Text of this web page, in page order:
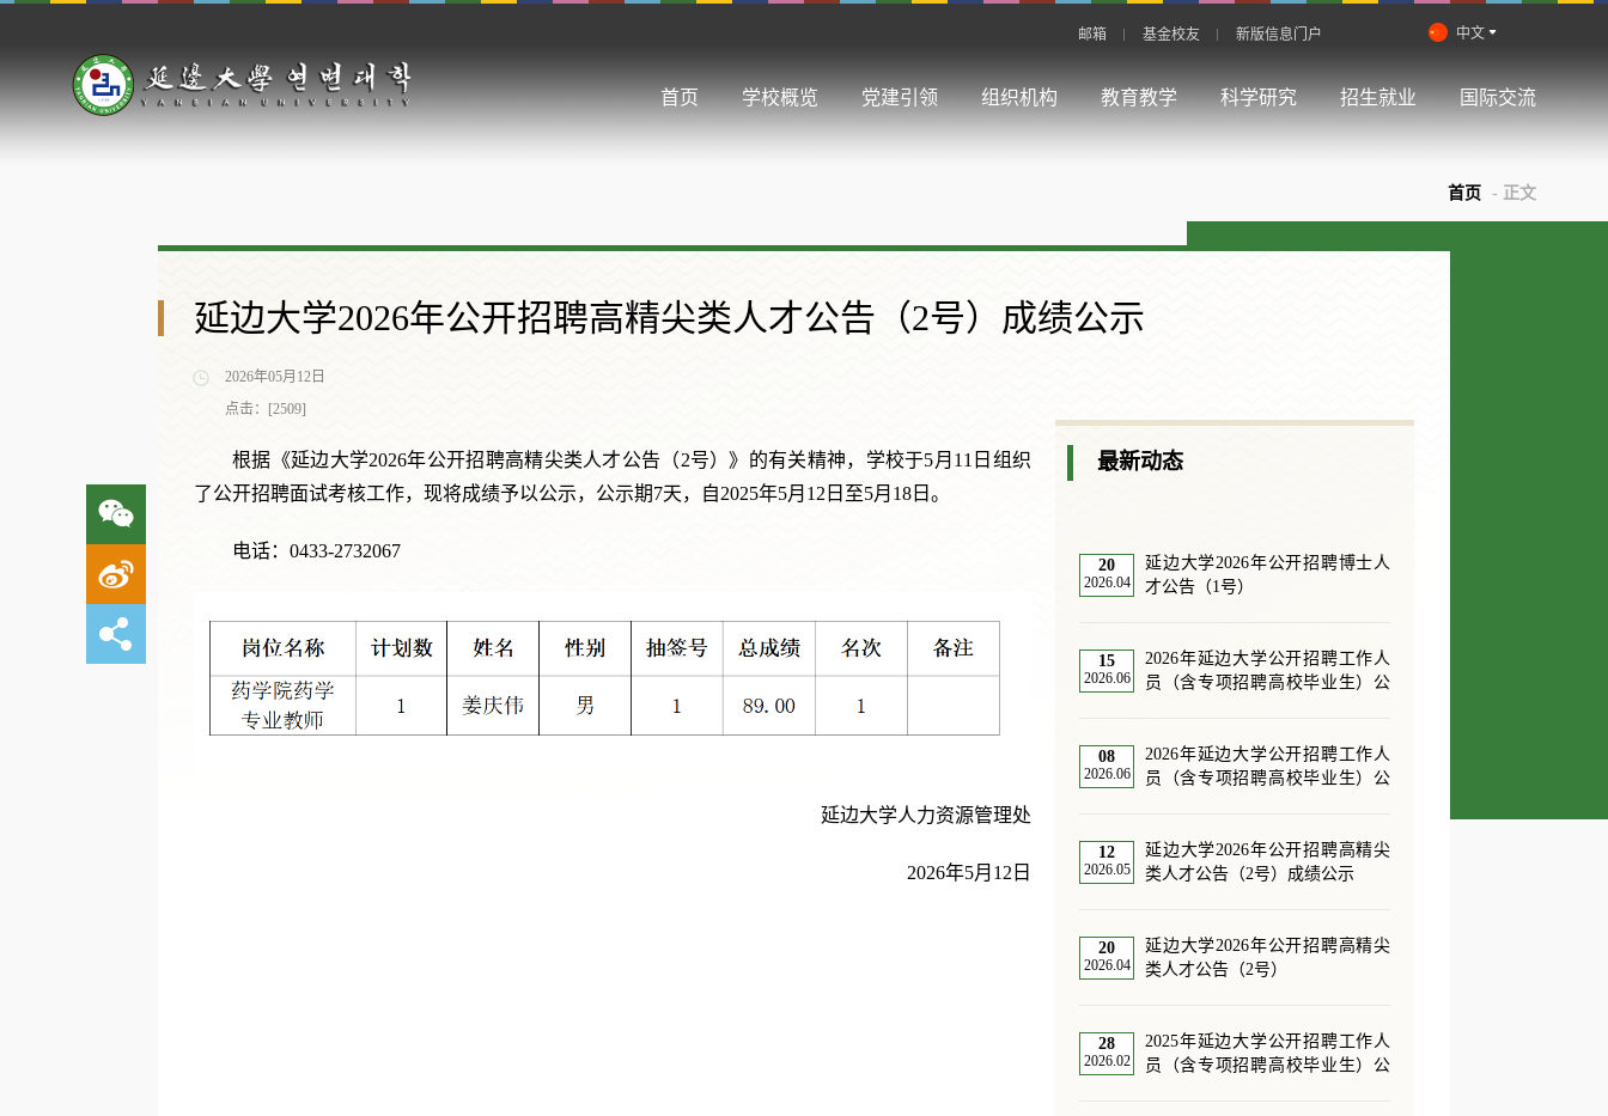
邮箱 基金校友 新版信息门户 中文
首页 学校概览 党建引领 组织机构 教育教学 科学研究 招生就业 国际交流
首页 - 正文
延边大学2026年公开招聘高精尖类人才公告（2号）成绩公示
2026年05月12日
点击：[2509]
根据《延边大学2026年公开招聘高精尖类人才公告（2号）》的有关精神，学校于5月11日组织
了公开招聘面试考核工作，现将成绩予以公示，公示期7天，自2025年5月12日至5月18日。
电话：0433-2732067
延边大学人力资源管理处
2026年5月12日
最新动态
20
2026.04
延边大学2026年公开招聘博士人
才公告（1号）
15
2026.06
2026年延边大学公开招聘工作人
员（含专项招聘高校毕业生）公
08
2026.06
2026年延边大学公开招聘工作人
员（含专项招聘高校毕业生）公
12
2026.05
延边大学2026年公开招聘高精尖
类人才公告（2号）成绩公示
20
2026.04
延边大学2026年公开招聘高精尖
类人才公告（2号）
28
2026.02
2025年延边大学公开招聘工作人
员（含专项招聘高校毕业生）公